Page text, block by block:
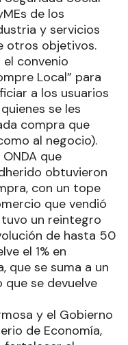
de los
y servicios
otros objetivos.
convenio
Local” para
a los usuarios
se les
compra que
al negocio).
que
obtuvieron
con un tope
que vendió
un reintegro
de hasta 50
el 1% en
que se suma a un
se devuelve
y el Gobierno
de Economía,